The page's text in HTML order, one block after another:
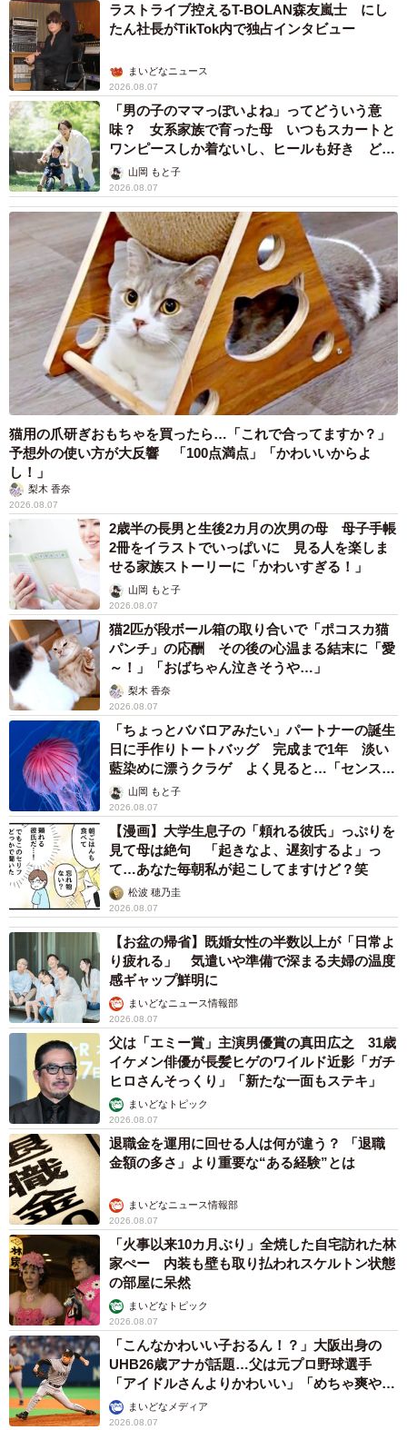
生後4カ月、飼い主さんのテレワーク中、肩に乗るれんれんくん（画像提
供：キジあにゃさん）
現在、1歳を迎えたれんれんくん。性格はまさに“デレデレ
のデレ”。甘え上手で、飼い主さんの心を完全に掌握してい
ます。
「『にゃっ！』って鳴けば抱っこしてもらえるし、撫でて
もらえるってすぐに覚えて…。嬉しくなると肛門腺臭を出
しちゃうので、『嬉プー太郎』と呼んでます（笑）」
6/23
生後9カ月、れんれんくんを毛づくろいするめろんちゃん。（画像提供：
キジあにゃさん）
姉猫たちにも、めげずに遊びに誘い続け、少しずつ受け入
れてもらえるようになりました。
「めろんの遊び相手に、らんらんのストーカー防止に…と
思ってお迎えしたのに、結果“悪い子ちゃん”が増えただけで
した（笑）」
この話を保護団体に報告すると、大笑いされたそうです。
「ずっと一緒に」そう誓える子に出会えた喜び
7/23
日に日にイケニャンぶりが際立つれんれんくん（画像提供：キジあにゃ
さん）
お迎え後、飼い主さんは毎日のように写真付きで近況を団
体に報告。その中で、団体から届いたメッセージが胸に残
っているといいます。
ラストライブ控えるT-BOLAN森友嵐士 にし
たん社長がTikTok内で独占インタビュー
まいどなニュース
2026.08.07
「男の子のママっぽいよね」ってどういう意
味？ 女系家族で育った母 いつもスカートと
ワンピースしか着ないし、ヒールも好き どの
へんが…
山岡 もと子
2026.08.07
猫用の爪研ぎおもちゃを買ったら…「これで合ってますか？」
予想外の使い方が大反響 「100点満点」「かわいいからよ
し！」
梨木 香奈
2026.08.07
2歳半の長男と生後2カ月の次男の母 母子手帳
2冊をイラストでいっぱいに 見る人を楽しま
せる家族ストーリーに「かわいすぎる！」
山岡 もと子
2026.08.07
猫2匹が段ボール箱の取り合いで「ポコスカ猫
パンチ」の応酬 その後の心温まる結末に「愛
～！」「おばちゃん泣きそうや…」
梨木 香奈
2026.08.07
「ちょっとババロアみたい」パートナーの誕生
日に手作りトートバッグ 完成まで1年 淡い
藍染めに漂うクラゲ よく見ると…「センスす
ごい」山岡 もと子
2026.08.07
【漫画】大学生息子の「頼れる彼氏」っぷりを
見て母は絶句 「起きなよ、遅刻するよ」っ
て…あなた毎朝私が起こしてますけど？笑
松波 穂乃圭
2026.08.07
【お盆の帰省】既婚女性の半数以上が「日常よ
り疲れる」 気遣いや準備で深まる夫婦の温度
感ギャップ鮮明に
まいどなニュース情報部
2026.08.07
父は「エミー賞」主演男優賞の真田広之 31歳
イケメン俳優が長髪ヒゲのワイルド近影「ガチ
ヒロさんそっくり」「新たな一面もステキ」
まいどなトピック
2026.08.07
退職金を運用に回せる人は何が違う？ 「退職
金額の多さ」より重要な“ある経験”とは
まいどなニュース情報部
2026.08.07
「火事以来10カ月ぶり」全焼した自宅訪れた林
家ぺー 内装も壁も取り払われスケルトン状態
の部屋に呆然
まいどなトピック
2026.08.07
「こんなかわいい子おるん！？」大阪出身の
UHB26歳アナが話題…父は元プロ野球選手
「アイドルさんよりかわいい」「めちゃ爽や
か」まいどなメディア
2026.08.07